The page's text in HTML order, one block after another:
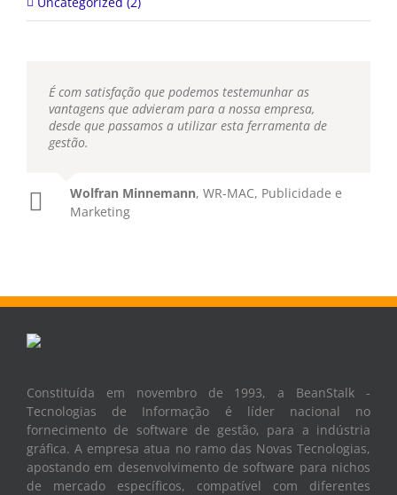
vantagens que advieram para a nossa empresa,
desde que passamos a utilizar esta ferramenta de
gestão.
Marketing
Tecnologias de Informação é líder nacional no
fornecimento de software de gestão, para a indústria
gráfica. A empresa atua no ramo das Novas Tecnologias,
apostando em desenvolvimento de software para nichos
de mercado específicos, compatível com diferentes
plataformas.